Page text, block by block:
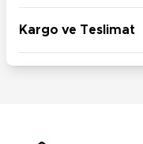
Kargo ve Teslimat